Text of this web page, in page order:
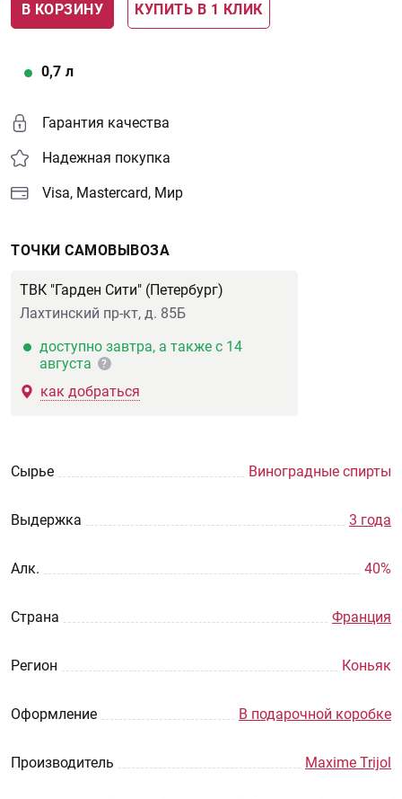
В КОРЗИНУ КУПИТЬ В 1 КЛИК
0,7 л
Гарантия качества
Надежная покупка
Visa, Mastercard, Мир
ТОЧКИ САМОВЫВОЗА
ТВК "Гарден Сити" (Петербург)
Лахтинский пр-кт, д. 85Б
доступно завтра, а также с 14
августа
?
как добраться
Сырье Виноградные спирты
Выдержка 3 года
Aлк. 40%
Страна Франция
Регион Коньяк
Оформление В подарочной коробке
Производитель Maxime Trijol